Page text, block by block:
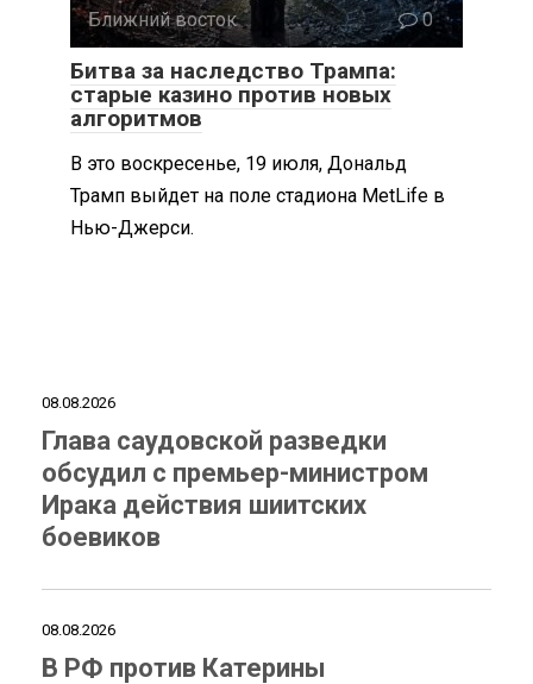
Ближний восток 0
Битва за наследство Трампа:
старые казино против новых
алгоритмов
В это воскресенье, 19 июля, Дональд
Трамп выйдет на поле стадиона MetLife в
Нью-Джерси.
08.08.2026
Глава саудовской разведки
обсудил с премьер-министром
Ирака действия шиитских
боевиков
08.08.2026
В РФ против Катерины